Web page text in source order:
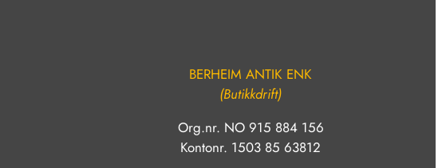
BERHEIM ANTIK ENK
(Butikkdrift)
Org.nr. NO 915 884 156
Kontonr. 1503 85 63812